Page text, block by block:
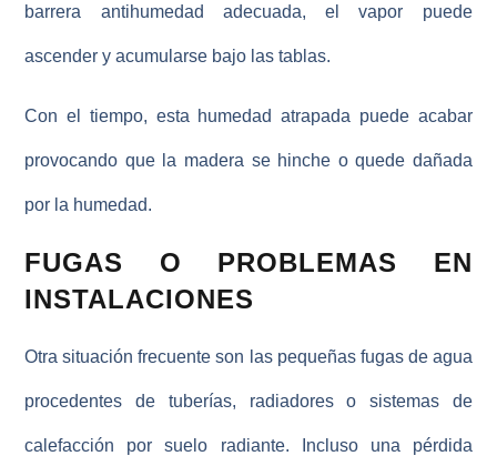
barrera antihumedad adecuada, el vapor puede
ascender y acumularse bajo las tablas.
Con el tiempo, esta humedad atrapada puede acabar
provocando que la madera se hinche o quede dañada
por la humedad.
FUGAS O PROBLEMAS EN
INSTALACIONES
Otra situación frecuente son las pequeñas fugas de agua
procedentes de tuberías, radiadores o sistemas de
calefacción por suelo radiante. Incluso una pérdida